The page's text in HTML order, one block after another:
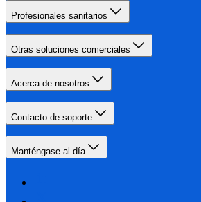
Profesionales sanitarios
Otras soluciones comerciales
Acerca de nosotros
Contacto de soporte
Manténgase al día